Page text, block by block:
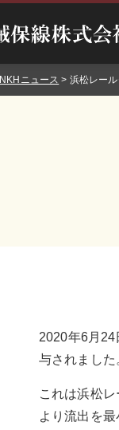
NKHニュース > 浜松レー
2020年6月
与されました
これは浜松
より流出を最